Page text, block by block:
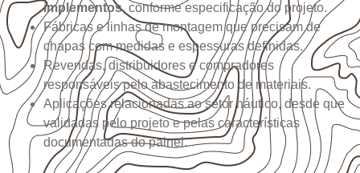
implementos, conforme especificação do projeto.
Fábricas e linhas de montagem que precisam de
chapas com medidas e espessuras definidas.
Revendas, distribuidores e compradores
responsáveis pelo abastecimento de materiais.
Aplicações relacionadas ao setor náutico, desde que
validadas pelo projeto e pelas características
documentadas do painel.